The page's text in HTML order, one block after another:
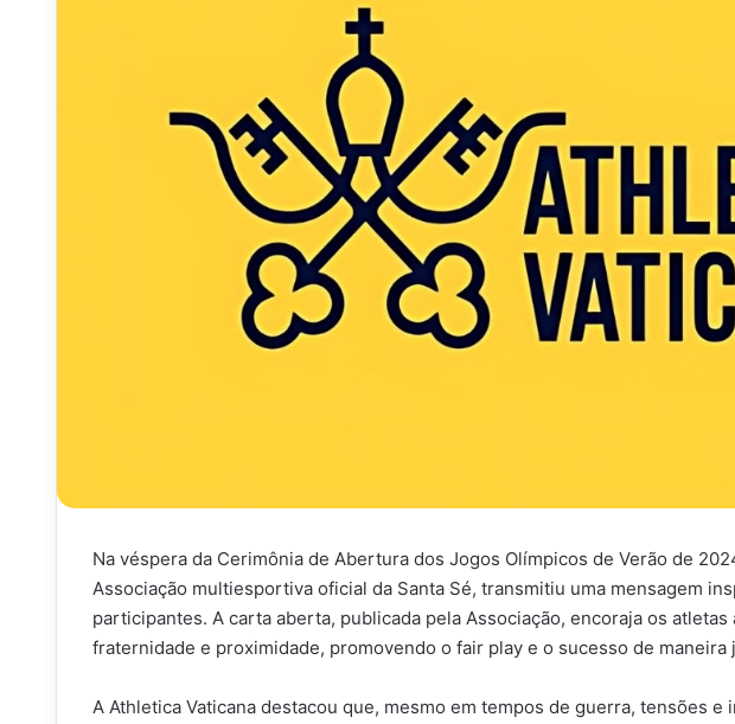
Na véspera da Cerimônia de Abertura dos Jogos Olímpicos de Verão de
Associação multiesportiva oficial da Santa Sé, transmitiu uma mensagem
participantes. A carta aberta, publicada pela Associação, encoraja os
fraternidade e proximidade, promovendo o fair play e o sucesso de maneira
A Athletica Vaticana destacou que, mesmo em tempos de guerra, tensões e